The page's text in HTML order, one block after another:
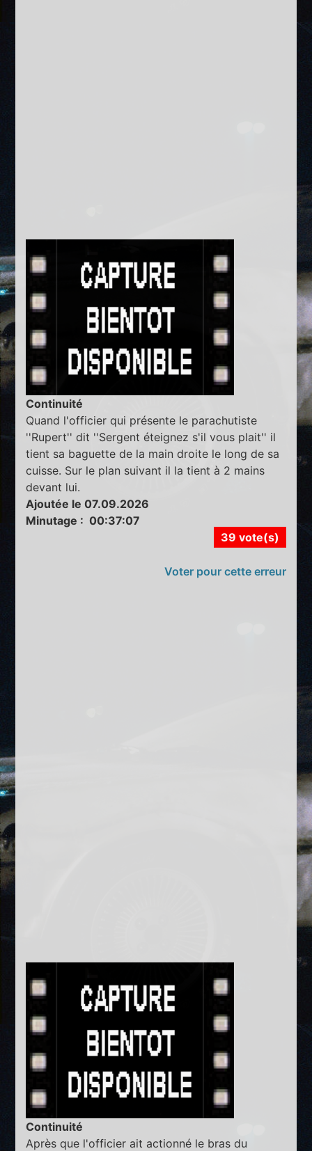
Continuité
Quand l'officier qui présente le parachutiste
''Rupert'' dit ''Sergent éteignez s'il vous plait'' il
tient sa baguette de la main droite le long de sa
cuisse. Sur le plan suivant il la tient à 2 mains
devant lui.
Ajoutée le 07.09.2026
Minutage : 00:37:07
39 vote(s)
Voter pour cette erreur
Continuité
Après que l'officier ait actionné le bras du